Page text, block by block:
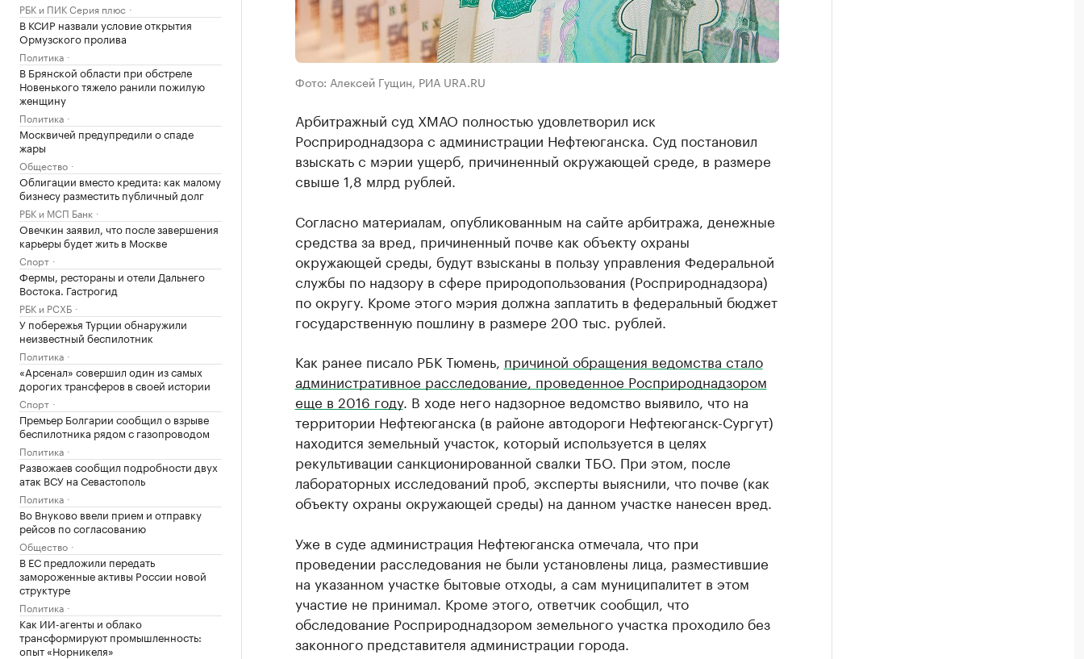
РБК и ПИК Серия плюс
В КСИР назвали условие открытия
Ормузского пролива
Политика
В Брянской области при обстреле
Новенького тяжело ранили пожилую
женщину
Политика
Москвичей предупредили о спаде
жары
Общество
Облигации вместо кредита: как малому
бизнесу разместить публичный долг
РБК и МСП Банк
Овечкин заявил, что после завершения
карьеры будет жить в Москве
Спорт
Фермы, рестораны и отели Дальнего
Востока. Гастрогид
РБК и РСХБ
У побережья Турции обнаружили
неизвестный беспилотник
Политика
«Арсенал» совершил один из самых
дорогих трансферов в своей истории
Спорт
Премьер Болгарии сообщил о взрыве
беспилотника рядом с газопроводом
Политика
Развожаев сообщил подробности двух
атак ВСУ на Севастополь
Политика
Во Внуково ввели прием и отправку
рейсов по согласованию
Общество
В ЕС предложили передать
замороженные активы России новой
структуре
Политика
Как ИИ-агенты и облако
трансформируют промышленность:
опыт «Норникеля»
Фото: Алексей Гущин, РИА URA.RU
Арбитражный суд ХМАО полностью удовлетворил иск
Росприроднадзора с администрации Нефтеюганска. Суд постановил
взыскать с мэрии ущерб, причиненный окружающей среде, в размере
свыше 1,8 млрд рублей.
Согласно материалам, опубликованным на сайте арбитража, денежные
средства за вред, причиненный почве как объекту охраны
окружающей среды, будут взысканы в пользу управления Федеральной
службы по надзору в сфере природопользования (Росприроднадзора)
по округу. Кроме этого мэрия должна заплатить в федеральный бюджет
государственную пошлину в размере 200 тыс. рублей.
Как ранее писало РБК Тюмень, причиной обращения ведомства стало
административное расследование, проведенное Росприроднадзором
еще в 2016 году. В ходе него надзорное ведомство выявило, что на
территории Нефтеюганска (в районе автодороги Нефтеюганск-Сургут)
находится земельный участок, который используется в целях
рекультивации санкционированной свалки ТБО. При этом, после
лабораторных исследований проб, эксперты выяснили, что почве (как
объекту охраны окружающей среды) на данном участке нанесен вред.
Уже в суде администрация Нефтеюганска отмечала, что при
проведении расследования не были установлены лица, разместившие
на указанном участке бытовые отходы, а сам муниципалитет в этом
участие не принимал. Кроме этого, ответчик сообщил, что
обследование Росприроднадзором земельного участка проходило без
законного представителя администрации города.